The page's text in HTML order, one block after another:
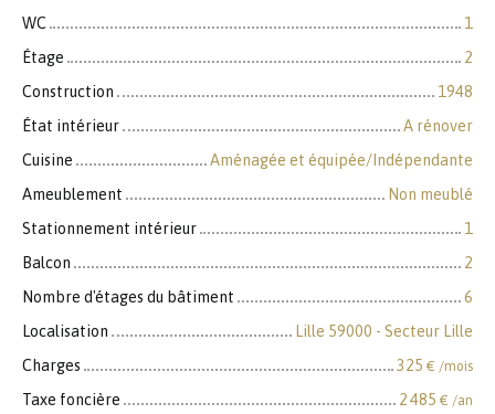
WC
1
Étage
2
Construction
1948
État intérieur
A rénover
Cuisine
Aménagée et équipée/Indépendante
Ameublement
Non meublé
Stationnement intérieur
1
Balcon
2
Nombre d'étages du bâtiment
6
Localisation
Lille 59000 - Secteur Lille
Charges
325 € /mois
Taxe foncière 2 485 € /an